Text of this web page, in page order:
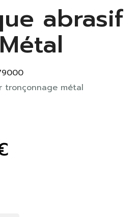
abrasif
tronçonnage métal